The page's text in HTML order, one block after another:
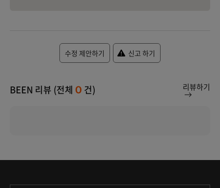
수정 제안하기 신고 하기
BEEN 리뷰 (전체 0 건) 리뷰하기